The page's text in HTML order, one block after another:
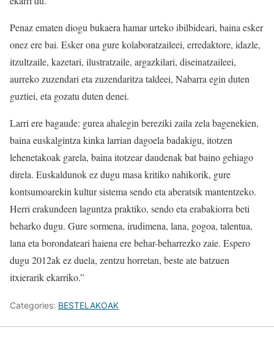
Penaz ematen diogu bukaera hamar urteko ibilbideari, baina esker
onez ere bai. Esker ona gure kolaboratzaileei, erredaktore, idazle,
itzultzaile, kazetari, ilustratzaile, argazkilari, diseinatzaileei,
aurreko zuzendari eta zuzendaritza taldeei, Nabarra egin duten
guztiei, eta gozatu duten denei.
Larri ere bagaude: gurea ahalegin bereziki zaila zela bagenekien,
baina euskalgintza kinka larrian dagoela badakigu, itotzen
lehenetakoak garela, baina itotzear daudenak bat baino gehiago
direla. Euskaldunok ez dugu masa kritiko nahikorik, gure
kontsumoarekin kultur sistema sendo eta aberatsik mantentzeko.
Herri erakundeen laguntza praktiko, sendo eta erabakiorra beti
beharko dugu. Gure sormena, irudimena, lana, gogoa, talentua,
lana eta borondateari haiena ere behar-beharrezko zaie. Espero
dugu 2012ak ez duela, zentzu horretan, beste ate batzuen
itxierarik ekarriko.”
Categories: BESTELAKOAK